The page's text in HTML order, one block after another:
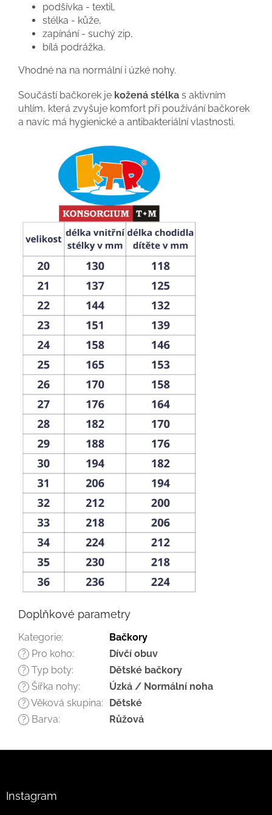
podšívka - textil,
stélka - kůže,
zapínání - suchý zip,
bílá podrážka.
Vhodné na na normální i úzké nohy.
Součástí bačkorek je kožená stélka s aktivním
uhlím, která zvyšuje komfort při používání bačkorek
a navíc má hygienické a antibakteriální vlastnosti.
Doplňkové parametry
Kategorie: Bačkory
? Pro koho: Dívčí obuv
? Typ boty: Dětské bačkory
? Šířka nohy: Úzká / Normální noha
? Věková skupina: Dětské
? Barva: Růžová
Instagram